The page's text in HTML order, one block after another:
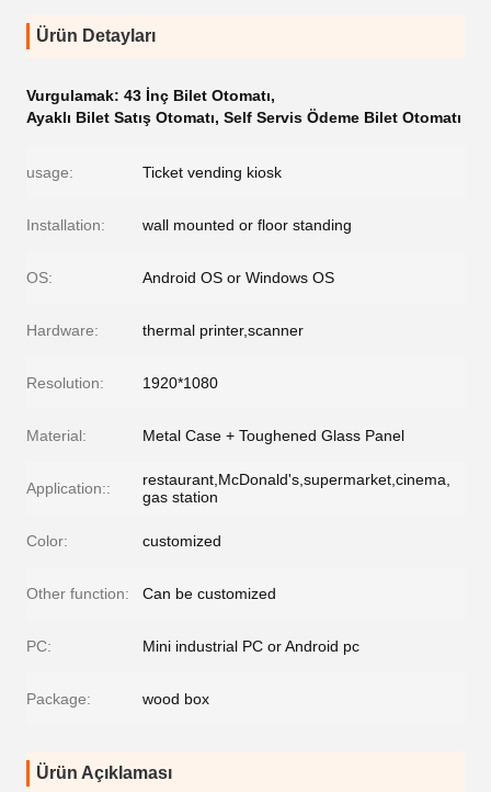
Ürün Detayları
Vurgulamak: 43 İnç Bilet Otomatı,
Ayaklı Bilet Satış Otomatı, Self Servis Ödeme Bilet Otomatı
usage: Ticket vending kiosk
Installation: wall mounted or floor standing
OS: Android OS or Windows OS
Hardware: thermal printer,scanner
Resolution: 1920*1080
Material: Metal Case + Toughened Glass Panel
Application::
restaurant,McDonald's,supermarket,cinema,
gas station
Color: customized
Other function: Can be customized
PC: Mini industrial PC or Android pc
Package: wood box
Ürün Açıklaması